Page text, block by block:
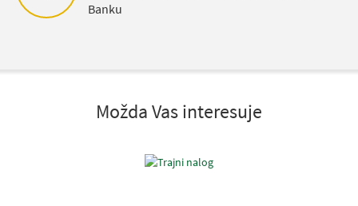
Banku
Možda Vas interesuje